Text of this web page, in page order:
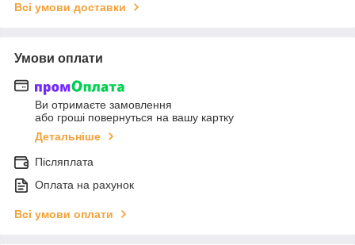
Всі умови доставки
Умови оплати
Ви отримаєте замовлення
або гроші повернуться на вашу картку
Детальніше
Післяплата
Оплата на рахунок
Всі умови оплати